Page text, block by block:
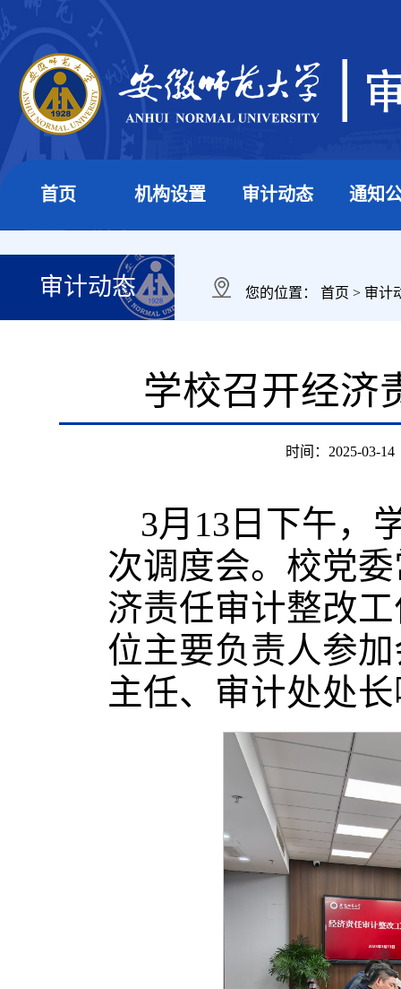
首页 机构设置 审计动态 通知
审计动态 您的位置： 首页 > 审计
学校召开经济
时间：2025-03-14
3月13日下午，
次调度会。校党
济责任审计整改
位主要负责人参
主任、审计处处